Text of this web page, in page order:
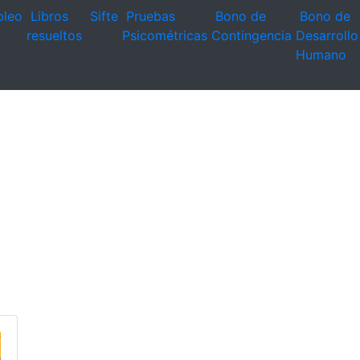
Libros
resueltos
Sifte Pruebas
Psicométricas
Bono de
Contingencia
Bono de
Desarrollo
Humano